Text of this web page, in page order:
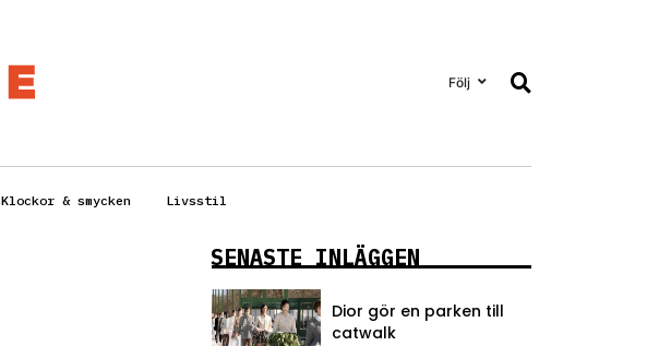
Följ
Klockor & smycken Livsstil
SENASTE INLÄGGEN
Dior gör en parken till
catwalk